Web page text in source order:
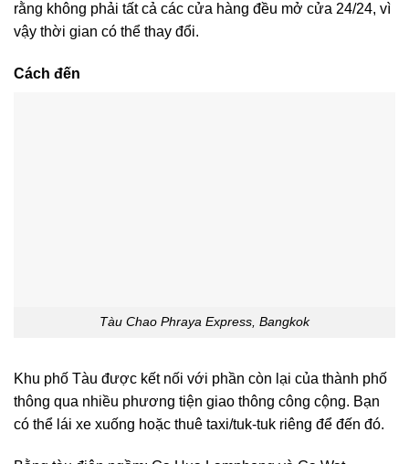
rằng không phải tất cả các cửa hàng đều mở cửa 24/24, vì
vậy thời gian có thể thay đổi.
Cách đến
Tàu Chao Phraya Express, Bangkok
Khu phố Tàu được kết nối với phần còn lại của thành phố
thông qua nhiều phương tiện giao thông công cộng. Bạn
có thể lái xe xuống hoặc thuê taxi/tuk-tuk riêng để đến đó.